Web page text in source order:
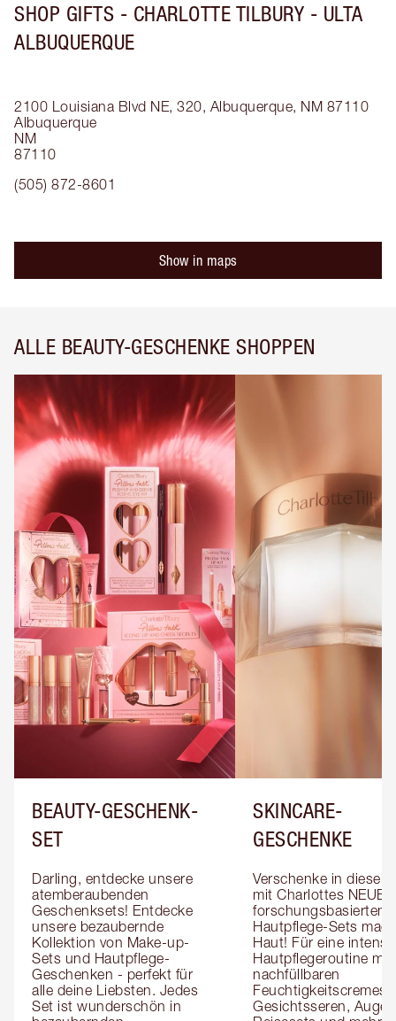
SHOP GIFTS - CHARLOTTE TILBURY - ULTA
ALBUQUERQUE
2100 Louisiana Blvd NE, 320, Albuquerque, NM 87110
Albuquerque
NM
87110
(505) 872-8601
Show in maps
ALLE BEAUTY-GESCHENKE SHOPPEN
BEAUTY-GESCHENK-
SET
Darling, entdecke unsere
atemberaubenden
Geschenksets! Entdecke
unsere bezaubernde
Kollektion von Make-up-
Sets und Hautpflege-
Geschenken - perfekt für
alle deine Liebsten. Jedes
Set ist wunderschön in
SKINCARE-
GESCHENKE
Verschenke in dieser
mit Charlottes NEUEN
forschungsbasierten
Hautpflege-Sets
Haut! Für eine
Hautpflegeroutine mit
nachfüllbaren
Feuchtigkeitscremes,
Gesichtsseren,